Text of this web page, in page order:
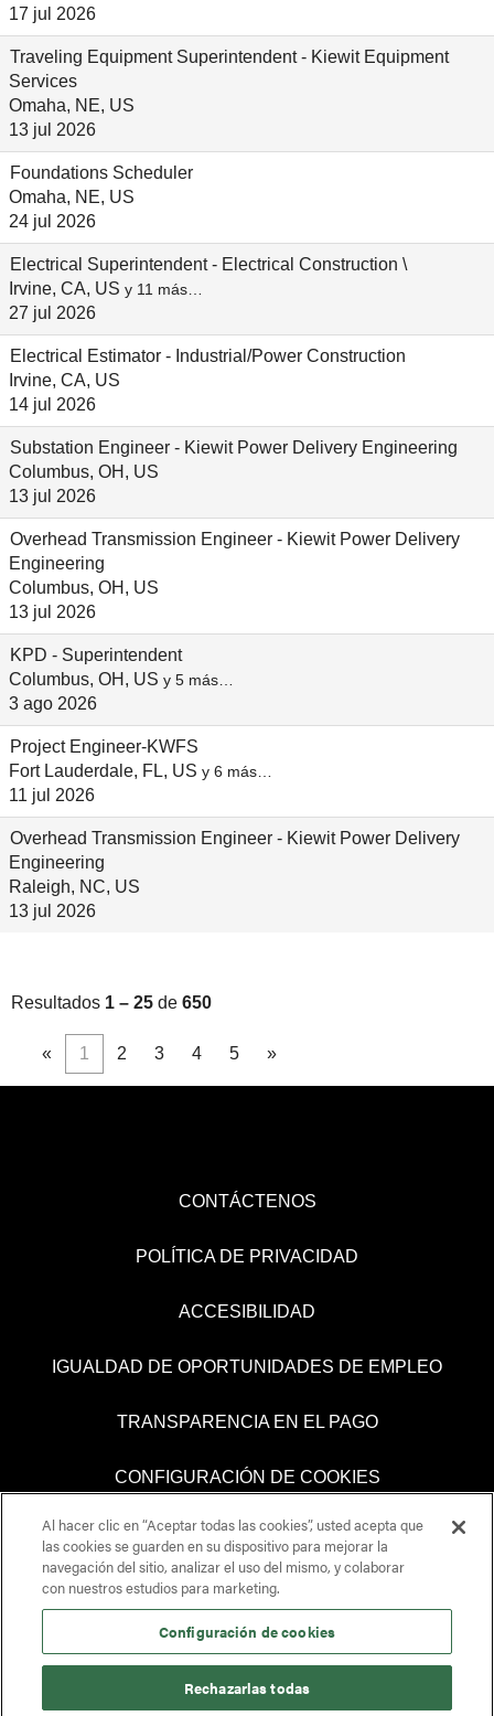
17 jul 2026
Traveling Equipment Superintendent - Kiewit Equipment
Services
Omaha, NE, US
13 jul 2026
Foundations Scheduler
Omaha, NE, US
24 jul 2026
Electrical Superintendent - Electrical Construction \
Irvine, CA, US y 11 más…
27 jul 2026
Electrical Estimator - Industrial/Power Construction
Irvine, CA, US
14 jul 2026
Substation Engineer - Kiewit Power Delivery Engineering
Columbus, OH, US
13 jul 2026
Overhead Transmission Engineer - Kiewit Power Delivery
Engineering
Columbus, OH, US
13 jul 2026
KPD - Superintendent
Columbus, OH, US y 5 más…
3 ago 2026
Project Engineer-KWFS
Fort Lauderdale, FL, US y 6 más…
11 jul 2026
Overhead Transmission Engineer - Kiewit Power Delivery
Engineering
Raleigh, NC, US
13 jul 2026
Resultados 1 – 25 de 650
« 1 2 3 4 5 »
CONTÁCTENOS
POLÍTICA DE PRIVACIDAD
ACCESIBILIDAD
IGUALDAD DE OPORTUNIDADES DE EMPLEO
TRANSPARENCIA EN EL PAGO
CONFIGURACIÓN DE COOKIES
a
e
u
Al hacer clic en “Aceptar todas las cookies”, usted acepta que
las cookies se guarden en su dispositivo para mejorar la
navegación del sitio, analizar el uso del mismo, y colaborar
con nuestros estudios para marketing.
Configuración de cookies
Rechazarlas todas